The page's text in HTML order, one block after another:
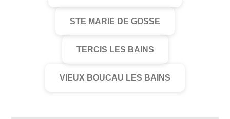
STE MARIE DE GOSSE
TERCIS LES BAINS
VIEUX BOUCAU LES BAINS